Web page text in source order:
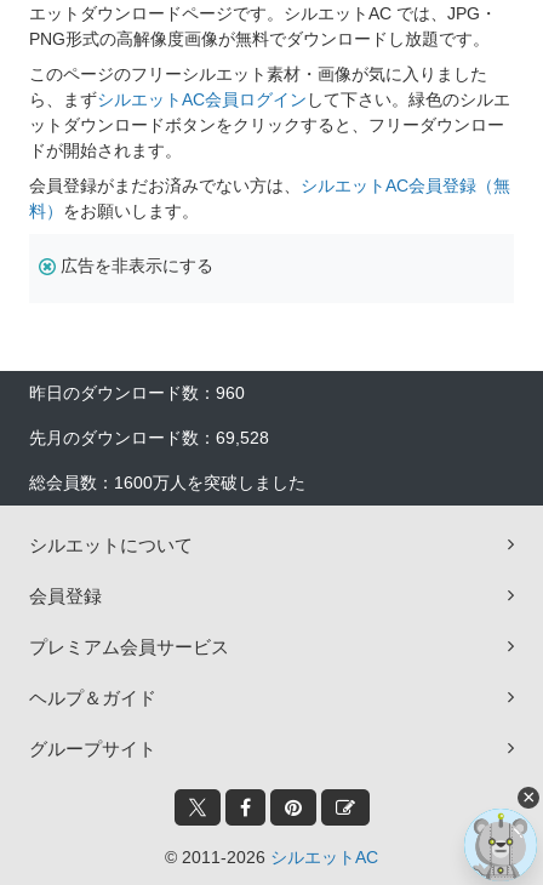
エットダウンロードページです。シルエットAC では、JPG・
PNG形式の高解像度画像が無料でダウンロードし放題です。
このページのフリーシルエット素材・画像が気に入りました
ら、まずシルエットAC会員ログイン して下さい。緑色のシルエ
ットダウンロードボタンをクリックすると、フリーダウンロー
ドが開始されます。
会員登録がまだお済みでない方は、 シルエットAC会員登録（無
料） をお願いします。
広告を非表示にする
昨日のダウンロード数：960
先月のダウンロード数：69,528
総会員数：1600万人を突破しました
シルエットについて
会員登録
プレミアム会員サービス
ヘルプ＆ガイド
グループサイト
© 2011-2026 シルエットAC
×